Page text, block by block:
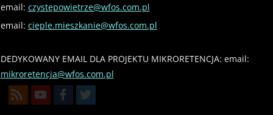
email: czystepowietrze@wfos.com.pl
email: cieple.mieszkanie@wfos.com.pl
DEDYKOWANY EMAIL DLA PROJEKTU MIKRORETENCJA: email:
mikroretencja@wfos.com.pl